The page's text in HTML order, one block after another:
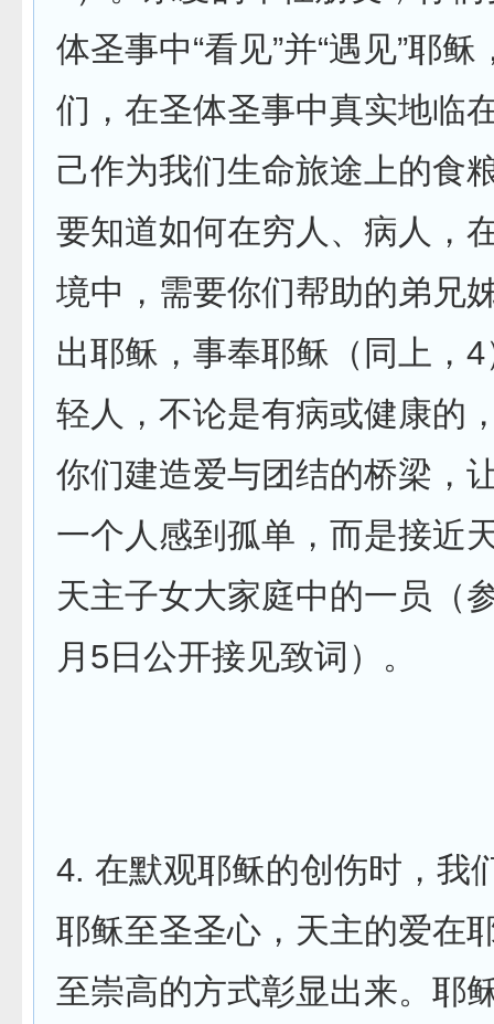
体圣事中“看见”并“遇见”耶
们，在圣体圣事中真实地临
己作为我们生命旅途上的食
要知道如何在穷人、病人，
境中，需要你们帮助的弟兄
出耶稣，事奉耶稣（同上，
轻人，不论是有病或健康的
你们建造爱与团结的桥梁，
一个人感到孤单，而是接近
天主子女大家庭中的一员（
月5日公开接见致词）。
4. 在默观耶稣的创伤时，我
耶稣至圣圣心，天主的爱在
至崇高的方式彰显出来。耶